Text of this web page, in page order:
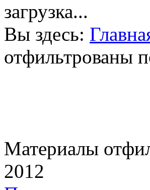
загрузка...
Вы здесь:
отфильтрованы
Материалы
2012